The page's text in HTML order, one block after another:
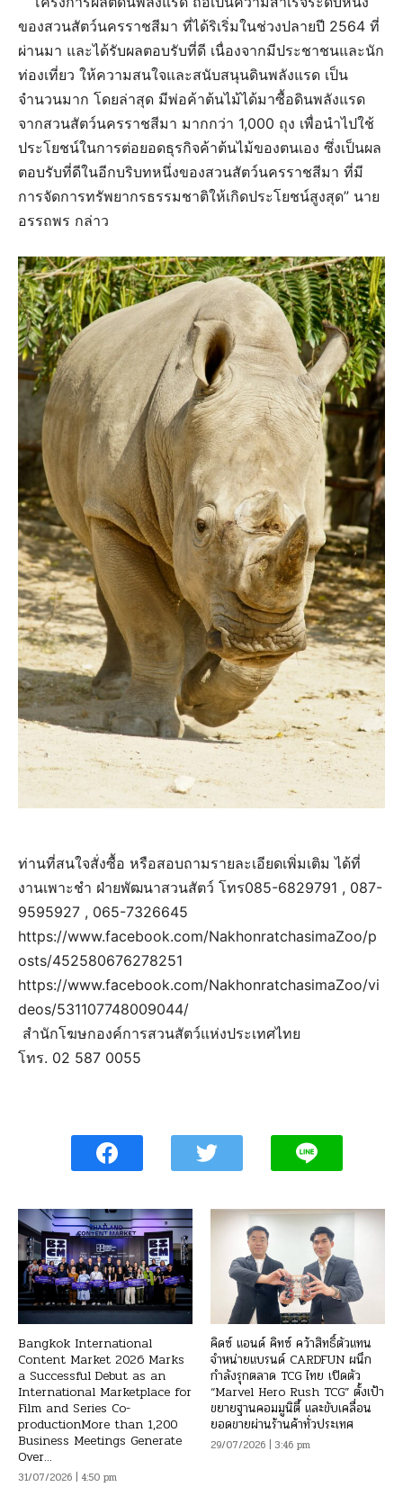
ของสวนสัตว์นครราชสีมา ที่ได้ริเริ่มในช่วงปลายปี 2564 ที่
ผ่านมา และได้รับผลตอบรับที่ดี เนื่องจากมีประชาชนและนัก
ท่องเที่ยว ให้ความสนใจและสนับสนุนดินพลังแรด เป็น
จำนวนมาก โดยล่าสุด มีพ่อค้าต้นไม้ได้มาซื้อดินพลังแรด
จากสวนสัตว์นครราชสีมา มากกว่า 1,000 ถุง เพื่อนำไปใช้
ประโยชน์ในการต่อยอดธุรกิจค้าต้นไม้ของตนเอง ซึ่งเป็นผล
ตอบรับที่ดีในอีกบริบทหนึ่งของสวนสัตว์นครราชสีมา ที่มี
การจัดการทรัพยากรธรรมชาติให้เกิดประโยชน์สูงสุด” นาย
อรรถพร กล่าว
ท่านที่สนใจสั่งซื้อ หรือสอบถามรายละเอียดเพิ่มเติม ได้ที่
งานเพาะชำ ฝ่ายพัฒนาสวนสัตว์ โทร085-6829791 , 087-
9595927 , 065-7326645
https://www.facebook.com/NakhonratchasimaZoo/p
osts/452580676278251
https://www.facebook.com/NakhonratchasimaZoo/vi
deos/531107748009044/
สำนักโฆษกองค์การสวนสัตว์แห่งประเทศไทย
โทร. 02 587 0055
Bangkok International
Content Market 2026 Marks
a Successful Debut as an
International Marketplace for
Film and Series Co-
productionMore than 1,200
Business Meetings Generate
Over...
31/07/2026 | 4:50 pm
คิดซ์ แอนด์ คิทซ์ คว้าสิทธิ์ตัวแทน
จำหน่ายแบรนด์ CARDFUN ผนึก
กำลังรุกตลาด TCG ไทย เปิดตัว
“Marvel Hero Rush TCG” ตั้งเป้า
ขยายฐานคอมมูนิตี้ และขับเคลื่อน
ยอดขายผ่านร้านค้าทั่วประเทศ
29/07/2026 | 3:46 pm